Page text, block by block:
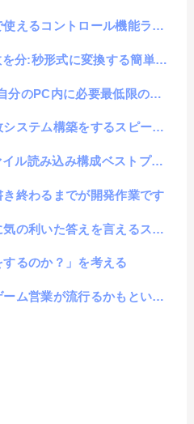
コントロール機能ライブラリを公開
:秒形式に変換する簡単関数
要最低限の便利な環境構築をした話（PHP編）
築をするスピードが速いのか考えてみた話
み込み構成ベストプラクティス
き終わるまでが開発作業です
の利いた答えを言えるスキル
するのか？」を考える
ム営業が流行るかもという話